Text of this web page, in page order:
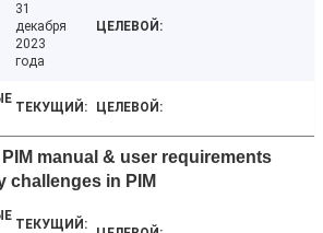
31
декабря
2023
года
PIM manual & user requirements
challenges in PIM